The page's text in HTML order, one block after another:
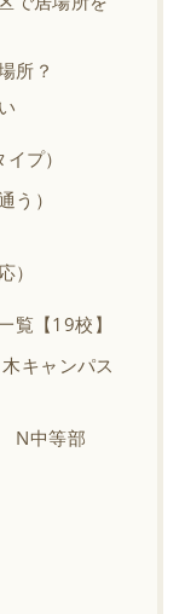
所？
プ）
う）
）
覧【19校】
キャンパス
N中等部